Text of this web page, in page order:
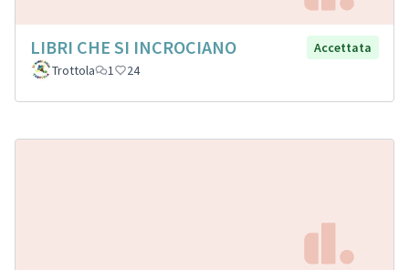
LIBRI CHE SI INCROCIANO
Accettata
Trottola
1 24